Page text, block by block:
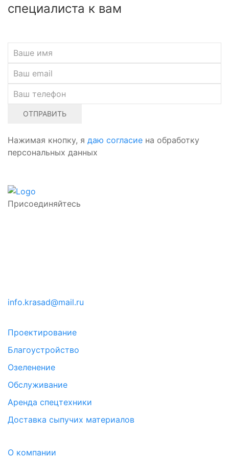
специалиста к вам
ОТПРАВИТЬ
Нажимая кнопку, я даю согласие на обработку
персональных данных
Присоединяйтесь
info.krasad@mail.ru
Проектирование
Благоустройство
Озеленение
Обслуживание
Аренда спецтехники
Доставка сыпучих материалов
О компании